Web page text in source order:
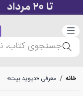
دسته‌بندی
جستجوی کتاب،
خانه / معرفی «دیوید بیت»